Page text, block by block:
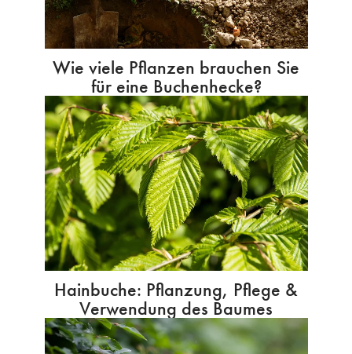
Wie viele Pflanzen brauchen Sie
für eine Buchenhecke?
Hainbuche: Pflanzung, Pflege &
Verwendung des Baumes